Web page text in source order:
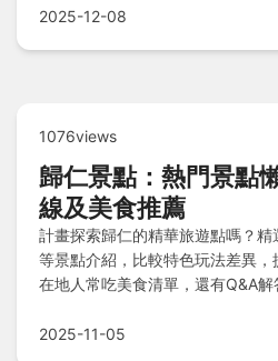
2025-12-08
1076views
歸仁景點：熱門景點
線及美食推薦
計畫探索歸仁的精華旅遊點嗎？
等景點介紹，比較特色玩法差異
在地人常吃美食清單，還有Q&A
2025-11-05